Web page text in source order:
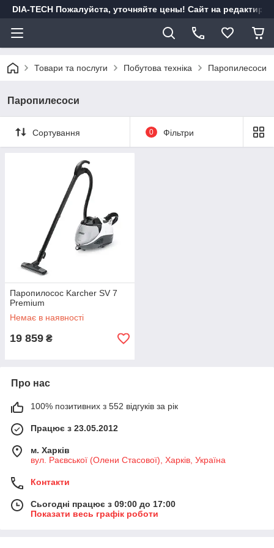
DIA-TECH Пожалуйста, уточняйте цены! Сайт на
Товари та послуги Побутова техніка Паропилесоси
Паропилесоси
Сортування 0 Фільтри
Паропилосос Karcher SV 7
Premium
Немає в наявності
19 859 ₴
Про нас
100% позитивних з 552 відгуків за рік
Працює з 23.05.2012
м. Харків
вул. Раєвської (Олени Стасової), Харків, Україна
Контакти
Сьогодні працює з 09:00 до 17:00
Показати весь графік роботи